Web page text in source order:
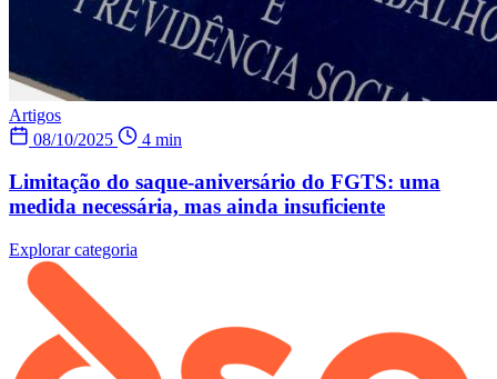
Artigos
08/10/2025
4 min
Limitação do saque-aniversário do FGTS: uma
medida necessária, mas ainda insuficiente
Explorar categoria